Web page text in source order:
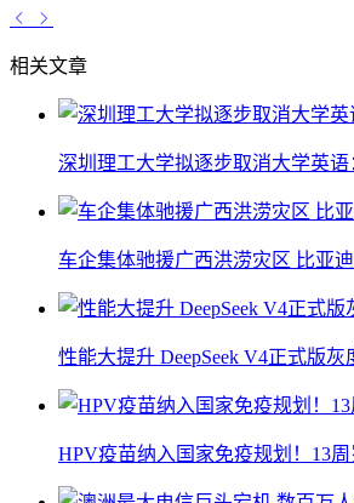
相关文章
深圳理工大学拟逐步取消大学英
车企集体驰援广西洪涝灾区 比亚
性能大提升 DeepSeek V4正式版
HPV疫苗纳入国家免疫规划！13